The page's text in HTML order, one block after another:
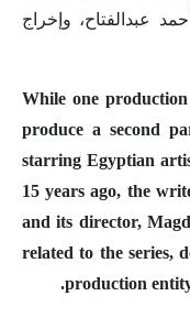
عبدالفتاح، وإخراج
While one
produce a second
starring Egyptian
15 years ago, the
and its director,
related to the series,
production